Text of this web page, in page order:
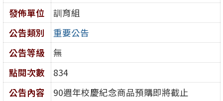
發佈單位
訓育組
公告類別
重要公告
公告等級
無
點閱次數
834
公告內容
90週年校慶紀念商品預購即將截止